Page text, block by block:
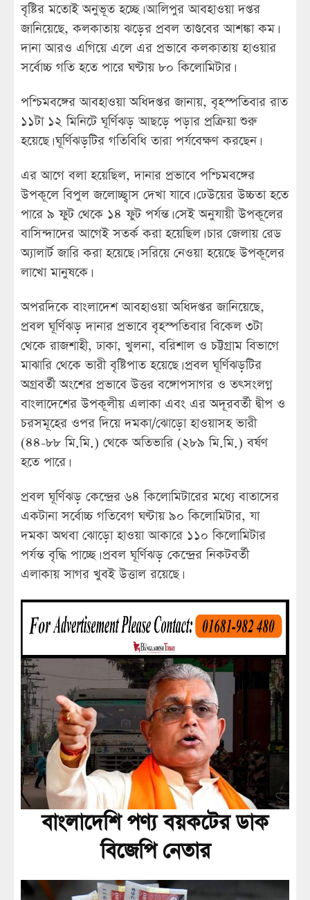
বৃষ্টির মতোই অনুভূত হচ্ছে। আলিপুর আবহাওয়া দপ্তর
জানিয়েছে, কলকাতায় ঝড়ের প্রবল তাণ্ডবের আশঙ্কা কম।
দানা আরও এগিয়ে এলে এর প্রভাবে কলকাতায় হাওয়ার
সর্বোচ্চ গতি হতে পারে ঘণ্টায় ৮০ কিলোমিটার।
পশ্চিমবঙ্গের আবহাওয়া অধিদপ্তর জানায়, বৃহস্পতিবার রাত
১১টা ১২ মিনিটে ঘূর্ণিঝড় আছড়ে পড়ার প্রক্রিয়া শুরু
হয়েছে। ঘূর্ণিঝড়টির গতিবিধি তারা পর্যবেক্ষণ করছেন।
এর আগে বলা হয়েছিল, দানার প্রভাবে পশ্চিমবঙ্গের
উপকূলে বিপুল জলোচ্ছ্বাস দেখা যাবে। ঢেউয়ের উচ্চতা হতে
পারে ৯ ফুট থেকে ১৪ ফুট পর্যন্ত। সেই অনুযায়ী উপকূলের
বাসিন্দাদের আগেই সতর্ক করা হয়েছিল। চার জেলায় রেড
অ্যালার্ট জারি করা হয়েছে। সরিয়ে নেওয়া হয়েছে উপকূলের
লাখো মানুষকে।
অপরদিকে বাংলাদেশ আবহাওয়া অধিদপ্তর জানিয়েছে,
প্রবল ঘূর্ণিঝড় দানার প্রভাবে বৃহস্পতিবার বিকেল ৩টা
থেকে রাজশাহী, ঢাকা, খুলনা, বরিশাল ও চট্টগ্রাম বিভাগে
মাঝারি থেকে ভারী বৃষ্টিপাত হয়েছে। প্রবল ঘূর্ণিঝড়টির
অগ্রবর্তী অংশের প্রভাবে উত্তর বঙ্গোপসাগর ও তৎসংলগ্ন
বাংলাদেশের উপকূলীয় এলাকা এবং এর অদূরবর্তী দ্বীপ ও
চরসমূহের ওপর দিয়ে দমকা/ঝোড়ো হাওয়াসহ ভারী
(৪৪-৮৮ মি.মি.) থেকে অতিভারি (২৮৯ মি.মি.) বর্ষণ
হতে পারে।
প্রবল ঘূর্ণিঝড় কেন্দ্রের ৬৪ কিলোমিটারের মধ্যে বাতাসের
একটানা সর্বোচ্চ গতিবেগ ঘণ্টায় ৯০ কিলোমিটার, যা
দমকা অথবা ঝোড়ো হাওয়া আকারে ১১০ কিলোমিটার
পর্যন্ত বৃদ্ধি পাচ্ছে। প্রবল ঘূর্ণিঝড় কেন্দ্রের নিকটবর্তী
এলাকায় সাগর খুবই উত্তাল রয়েছে।
বাংলাদেশি পণ্য বয়কটের ডাক
বিজেপি নেতার